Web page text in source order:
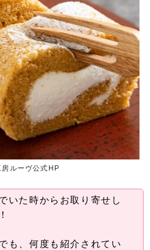
房ルーヴ公式HP
いた時からお取り寄せし
も、何度も紹介されてい